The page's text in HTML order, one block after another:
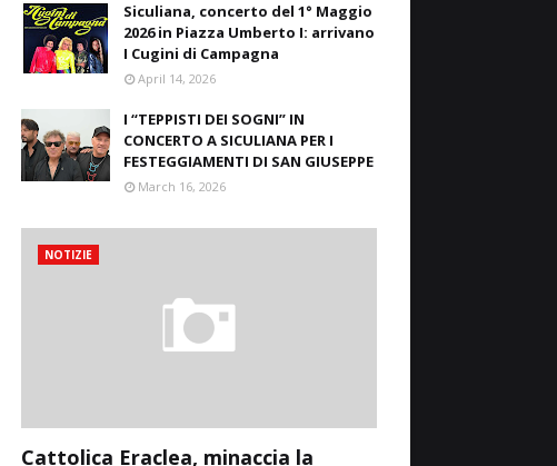
Siculiana, concerto del 1° Maggio
2026 in Piazza Umberto I: arrivano
I Cugini di Campagna
April 14, 2026
I “TEPPISTI DEI SOGNI” IN
CONCERTO A SICULIANA PER I
FESTEGGIAMENTI DI SAN GIUSEPPE
March 16, 2026
NOTIZIE
Cattolica Eraclea, minaccia la